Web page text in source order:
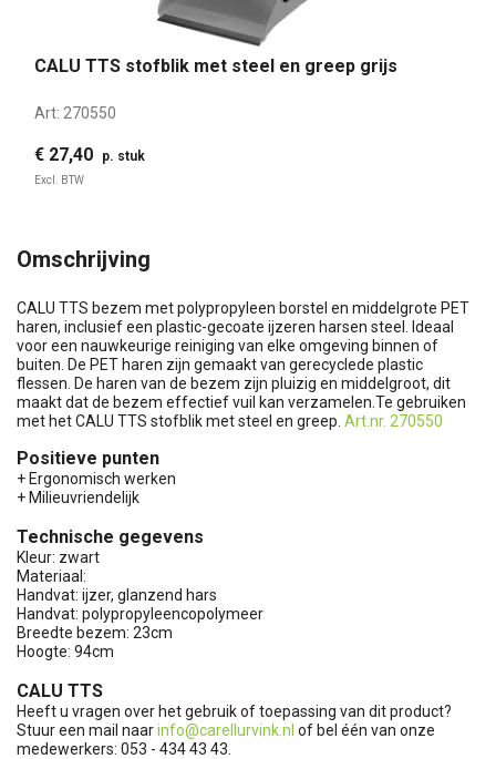
CALU TTS stofblik met steel en greep grijs
Art: 270550
€ 27,40 p. stuk
Excl. BTW
Omschrijving
CALU TTS bezem met polypropyleen borstel en middelgrote PET
haren, inclusief een plastic-gecoate ijzeren harsen steel. Ideaal
voor een nauwkeurige reiniging van elke omgeving binnen of
buiten. De PET haren zijn gemaakt van gerecyclede plastic
flessen. De haren van de bezem zijn pluizig en middelgroot, dit
maakt dat de bezem effectief vuil kan verzamelen.Te gebruiken
met het CALU TTS stofblik met steel en greep. Art.nr. 270550
Positieve punten
+ Ergonomisch werken
+ Milieuvriendelijk
Technische gegevens
Kleur: zwart
Materiaal:
Handvat: ijzer, glanzend hars
Handvat: polypropyleencopolymeer
Breedte bezem: 23cm
Hoogte: 94cm
CALU TTS
Heeft u vragen over het gebruik of toepassing van dit product?
Stuur een mail naarinfo@carellurvink.nl of bel één van onze
medewerkers: 053 - 434 43 43.